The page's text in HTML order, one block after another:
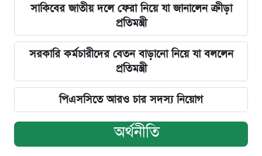
সাকিবের জাতীয় দলে ফেরা নিয়ে যা জানালেন ক্রীড়া
প্রতিমন্ত্রী
সরকারি কর্মচারীদের বেতন বাড়ানো নিয়ে যা বললেন
প্রতিমন্ত্রী
পিএসসিতে আরও চার সদস্য নিয়োগ
অর্থনীতি